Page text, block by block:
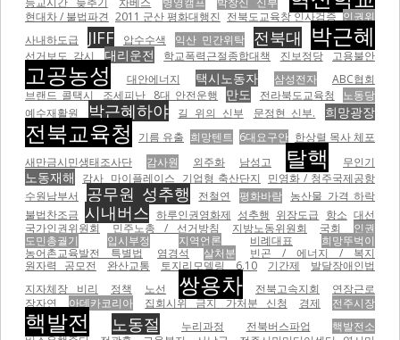
현대차 / 불법파견 2011 군산 평화대행진 전북도교육창 인사검증 인권위
사내하도급
JIFF 압수수색 익산 민간위탁 전북대 박근혜
선거보도 감시 대리운전 학교폭력근절종합대책 진보정당 고용불안
고공농성 대안에너지 택시노동자 삼성전자
ABC협회
브랜드 콜택시
조세피난 8대 안전운행 만도 전라북도교육청
노동당
예수재활원
박근혜하야 길 위의 신부 문정현 신부. 희망광장
전북교육청 기름 유출 희망텐트 6대요구안 한상렬 목사 체포
새만금시민생태조사단
감사원 외주화 남성고 탈핵 무인기
노동재해 감사 마이플레이스 기업형 축산단지
민영화 / 청주국제공항
수원남부서
공무원 성추행 전철연 평화바람
농산물 가격 하락
불법찬조금 시내버스 하루인권영화제 성추행 위장도급 항소 대선
국가인권위원회
민주노총 / 선거방침 지방노동위원회 국회
인권
도민총궐기
입시부정 지역언론 비례대표
희망뚜벅이
농어촌교육발전 특별법
염경석 살처분
빈곤 / 에너지 / 복지
원자력 공모전
완산교통 토지리모델링 6.10 기간제
발달장애인법
지자체장 비리
정책 노선 쌍용차 전북고속지회
연장근로
장자연
아데카코리아 집회시위 금지 가처분 신청 경제 전주시장
핵발전 노동절 누리과정 전북버스파업
핵발전소